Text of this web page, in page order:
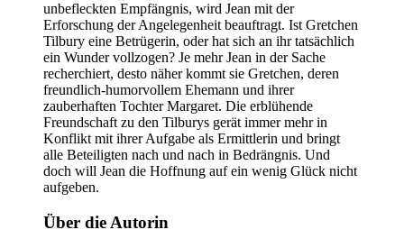
unbefleckten Empfängnis, wird Jean mit der
Erforschung der Angelegenheit beauftragt. Ist Gretchen
Tilbury eine Betrügerin, oder hat sich an ihr tatsächlich
ein Wunder vollzogen? Je mehr Jean in der Sache
recherchiert, desto näher kommt sie Gretchen, deren
freundlich-humorvollem Ehemann und ihrer
zauberhaften Tochter Margaret. Die erblühende
Freundschaft zu den Tilburys gerät immer mehr in
Konflikt mit ihrer Aufgabe als Ermittlerin und bringt
alle Beteiligten nach und nach in Bedrängnis. Und
doch will Jean die Hoffnung auf ein wenig Glück nicht
aufgeben.
Über die Autorin